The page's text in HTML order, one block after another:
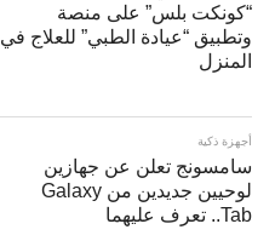
“كونكت بلس” على منصة
وتطبيق “عيادة الطبي” للعلاج في
المنزل
أجهزة ذكية
سامسونج تعلن عن جهازين
لوحيين جديدين من Galaxy
Tab.. تعرف عليهما